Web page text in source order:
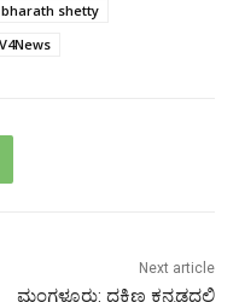
shetty
V4News
Next article
ಮಂಗಳೂರು: ದಕ್ಷಿಣ ಕನ್ನಡದಲ್ಲಿ